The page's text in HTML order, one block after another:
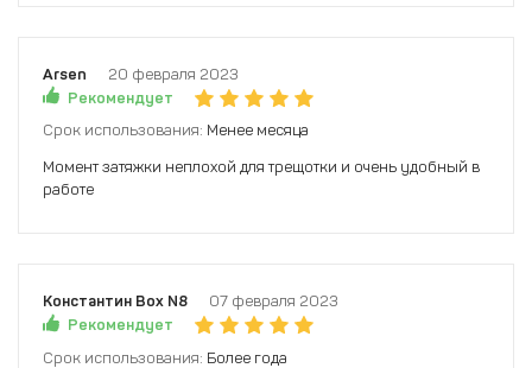
Arsen
20 февраля 2023
Рекомендует
Срок использования: Менее месяца
Момент затяжки неплохой для трещотки и очень удобный в
работе
Константин Box N8
07 февраля 2023
Рекомендует
Срок использования: Более года